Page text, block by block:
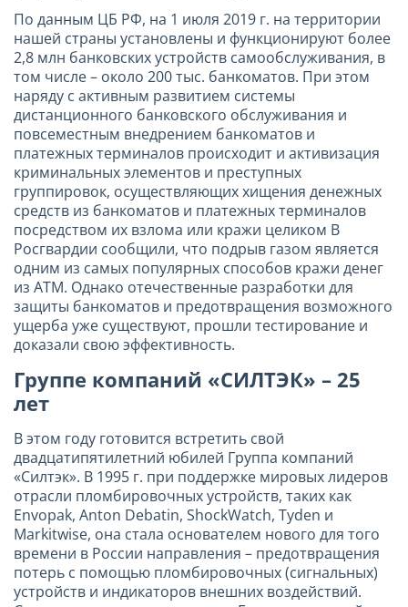
По данным ЦБ РФ, на 1 июля 2019 г. на территории
нашей страны установлены и функционируют более
2,8 млн банковских устройств самообслуживания, в
том числе – около 200 тыс. банкоматов. При этом
наряду с активным развитием системы
дистанционного банковского обслуживания и
повсеместным внедрением банкоматов и
платежных терминалов происходит и активизация
криминальных элементов и преступных
группировок, осуществляющих хищения денежных
средств из банкоматов и платежных терминалов
посредством их взлома или кражи целиком В
Росгвардии сообщили, что подрыв газом является
одним из самых популярных способов кражи денег
из ATM. Однако отечественные разработки для
защиты банкоматов и предотвращения возможного
ущерба уже существуют, прошли тестирование и
доказали свою эффективность.
Группе компаний «СИЛТЭК» – 25
лет
В этом году готовится встретить свой
двадцатипятилетний юбилей Группа компаний
«Силтэк». В 1995 г. при поддержке мировых лидеров
отрасли пломбировочных устройств, таких как
Envopak, Anton Debatin, ShockWatch, Tyden и
Markitwise, она стала основателем нового для того
времени в России направления – предотвращения
потерь с помощью пломбировочных (сигнальных)
устройств и индикаторов внешних воздействий.